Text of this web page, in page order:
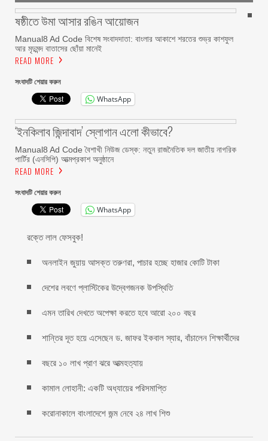
ষষ্ঠীতে উমা আসার রঙিন আয়োজন
Manual8 Ad Code বিশেষ সংবাদদাতা: বাংলার আকাশে শরতের শুভ্র কাশফুল
আর মৃদুমন্দ বাতাসের ছোঁয়া মানেই
READ MORE
সংবাদটি শেয়ার করুন
WhatsApp
‘ইনকিলাব জিন্দাবাদ’ স্লোগান এলো কীভাবে?
Manual8 Ad Code বৈশাখী নিউজ ডেস্ক: নতুন রাজনৈতিক দল জাতীয় নাগরিক
পার্টির (এনসিপি) আত্মপ্রকাশ অনুষ্ঠানে
READ MORE
সংবাদটি শেয়ার করুন
WhatsApp
রক্তে লাল ফেসবুক!
অনলাইন জুয়ায় আসক্ত তরুণরা, পাচার হচ্ছে হাজার কোটি টাকা
দেশের লবণে প্লাস্টিকের উদ্বেগজনক উপস্থিতি
এমন তারিখ দেখতে অপেক্ষা করতে হবে আরো ২০০ বছর
শান্তির দূত হয়ে এসেছেন ড. জাফর ইকবাল স্যার, বাঁচালেন শিক্ষার্থীদের
বছরে ১০ লাখ প্রাণ ঝরে আত্মহত্যায়
কামাল লোহানী: একটি অধ্যায়ের পরিসমাপ্তি
করোনাকালে বাংলাদেশে জন্ম নেবে ২৪ লাখ শিশু